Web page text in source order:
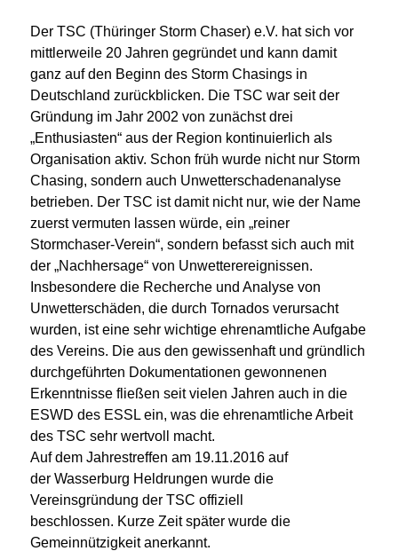
Der TSC (Thüringer Storm Chaser) e.V. hat sich vor
mittlerweile 20 Jahren gegründet und kann damit
ganz auf den Beginn des Storm Chasings in
Deutschland zurückblicken. Die TSC war seit der
Gründung im Jahr 2002 von zunächst drei
„Enthusiasten“ aus der Region kontinuierlich als
Organisation aktiv. Schon früh wurde nicht nur Storm
Chasing, sondern auch Unwetterschadenanalyse
betrieben. Der TSC ist damit nicht nur, wie der Name
zuerst vermuten lassen würde, ein „reiner
Stormchaser-Verein“, sondern befasst sich auch mit
der „Nachhersage“ von Unwetterereignissen.
Insbesondere die Recherche und Analyse von
Unwetterschäden, die durch Tornados verursacht
wurden, ist eine sehr wichtige ehrenamtliche Aufgabe
des Vereins. Die aus den gewissenhaft und gründlich
durchgeführten Dokumentationen gewonnenen
Erkenntnisse fließen seit vielen Jahren auch in die
ESWD des ESSL ein, was die ehrenamtliche Arbeit
des TSC sehr wertvoll macht.
Auf dem Jahrestreffen am 19.11.2016 auf
der Wasserburg Heldrungen wurde die
Vereinsgründung der TSC offiziell
beschlossen. Kurze Zeit später wurde die
Gemeinnützigkeit anerkannt.